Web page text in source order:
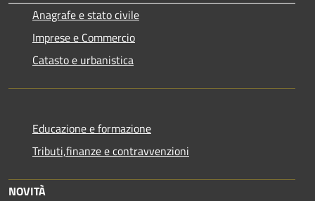
Anagrafe e stato civile
Imprese e Commercio
Catasto e urbanistica
Educazione e formazione
Tributi,finanze e contravvenzioni
NOVITÀ